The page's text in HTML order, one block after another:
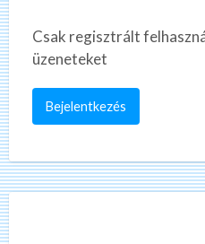
Csak regisztrált
üzeneteket
Bejelentkezés